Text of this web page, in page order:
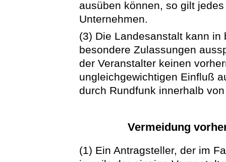
ausüben können, so gilt
Unternehmen.
(3) Die Landesanstalt kann
besondere Zulassungen
der Veranstalter keinen
ungleichgewichtigen Einfluß
durch Rundfunk innerhalb
Vermeidung
(1) Ein Antragsteller, der im